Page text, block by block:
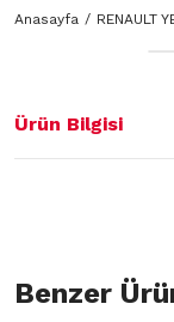
Anasayfa RENAULT
Ürün Bilgisi
öneri formunu
Benzer